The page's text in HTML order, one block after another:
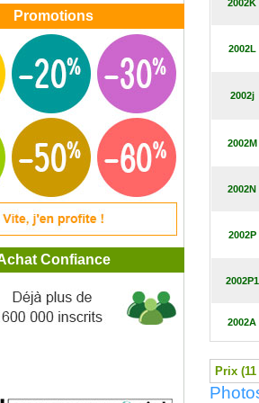
Promotions
Confiance
Bleu'
Gommier bleu
Gommier brillant
à taupe, Euphorbe épurge
Patenôtrier
inermis, Févier d'Amérique
'Danielle'
2002K
2002L
2002j
2002M
2002N
2002P
2002P1
2002A
Prix